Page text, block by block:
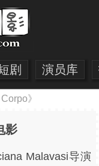
剧 演员库
》
影
Malavasi导演